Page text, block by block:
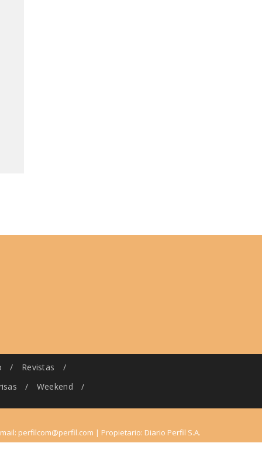
/ Revistas
/
/ Weekend /
perfilcom@perfil.com | Propietario: Diario Perfil S.A.